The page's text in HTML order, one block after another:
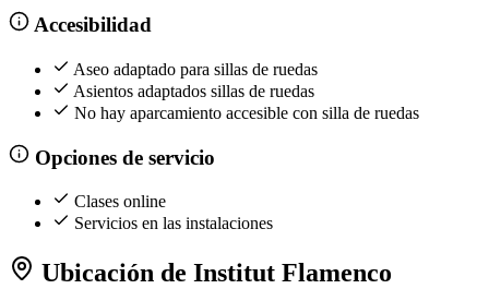
Accesibilidad
Aseo adaptado para sillas de ruedas
Asientos adaptados sillas de ruedas
No hay aparcamiento accesible con silla de ruedas
Opciones de servicio
Clases online
Servicios en las instalaciones
Ubicación de Institut Flamenco